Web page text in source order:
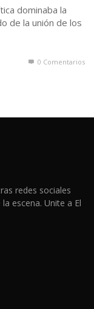
dominaba la
de la unión de los
0 Comentarios
redes sociales
escena. Unite a El